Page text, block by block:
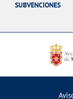
SUBVENCIONES